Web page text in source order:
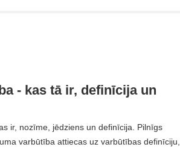
- kas tā ir, definīcija un
ir, nozīme, jēdziens un definīcija. Pilnīgs
varbūtība attiecas uz varbūtības definīciju,